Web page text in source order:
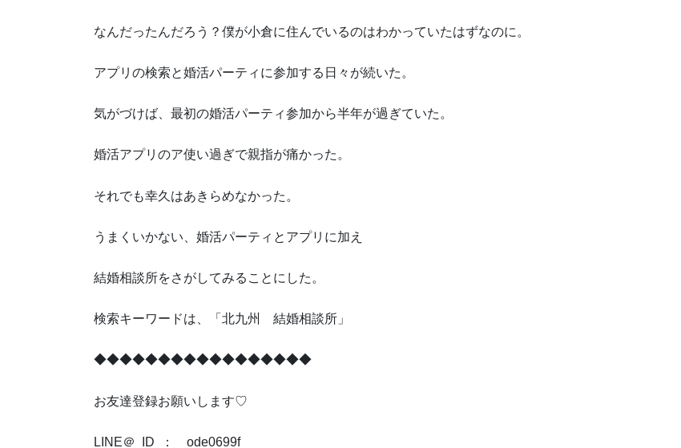
なんだったんだろう？僕が小倉に住んでいるのはわかっていたはずなのに。
アプリの検索と婚活パーティに参加する日々が続いた。
気がづけば、最初の婚活パーティ参加から半年が過ぎていた。
婚活アプリのア使い過ぎで親指が痛かった。
それでも幸久はあきらめなかった。
うまくいかない、婚活パーティとアプリに加え
結婚相談所をさがしてみることにした。
検索キーワードは、「北九州 結婚相談所」
◆◆◆◆◆◆◆◆◆◆◆◆◆◆◆◆◆
お友達登録お願いします♡
LINE＠ ID ： ode0699f